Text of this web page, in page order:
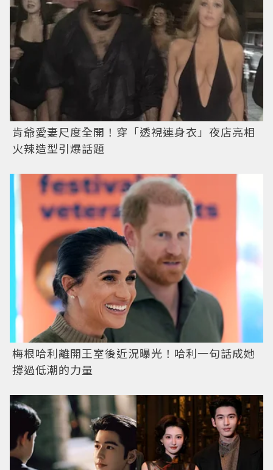
肯爺愛妻尺度全開！穿「透視連身衣」夜店亮相
火辣造型引爆話題
梅根哈利離開王室後近況曝光！哈利一句話成她
撐過低潮的力量